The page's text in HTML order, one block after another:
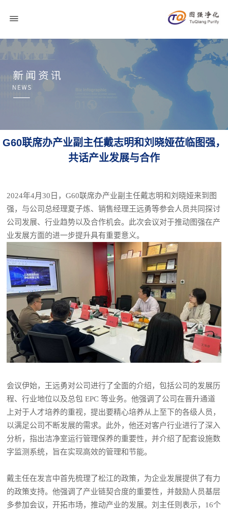
G60联席办产业副主任戴志明和刘晓娅莅临图强，
共话产业发展与合作
2024年4月30日，G60联席办产业副主任戴志明和刘晓娅来到图
强，与公司总经理夏子炼、销售经理王远勇等参会人员共同探讨
公司发展、行业趋势以及合作机会。此次会议对于推动图强在产
业发展方面的进一步提升具有重要意义。
会议伊始，王远勇对公司进行了全面的介绍，包括公司的发展历
程、行业地位以及总包 EPC 等业务。他强调了公司在晋升通道
上对于人才培养的重视，提出要精心培养从上至下的各级人员，
以满足公司不断发展的需求。此外，他还对客户行业进行了深入
分析，指出洁净室运行管理保养的重要性，并介绍了配套设施数
字监测系统，旨在实现高效的管理和节能。
戴主任在发言中首先梳理了松江的政策，为企业发展提供了有力
的政策支持。他强调了产业链契合度的重要性，并鼓励人员基层
多参加会议，开拓市场，推动产业的发展。刘主任则表示，16个